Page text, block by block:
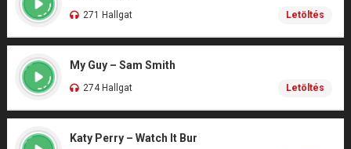
271 Hallgat Letöltés
My Guy – Sam Smith
274 Hallgat Letöltés
Katy Perry – Watch It Bur